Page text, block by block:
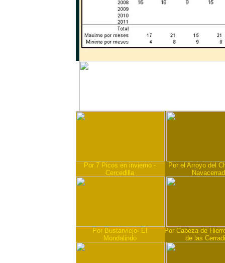
Por 7 Picos en invierno -
Cercedilla
Por el Arroyo del
Por Bustarviejo- El
Mondalindo
Por Cabeza de
de las